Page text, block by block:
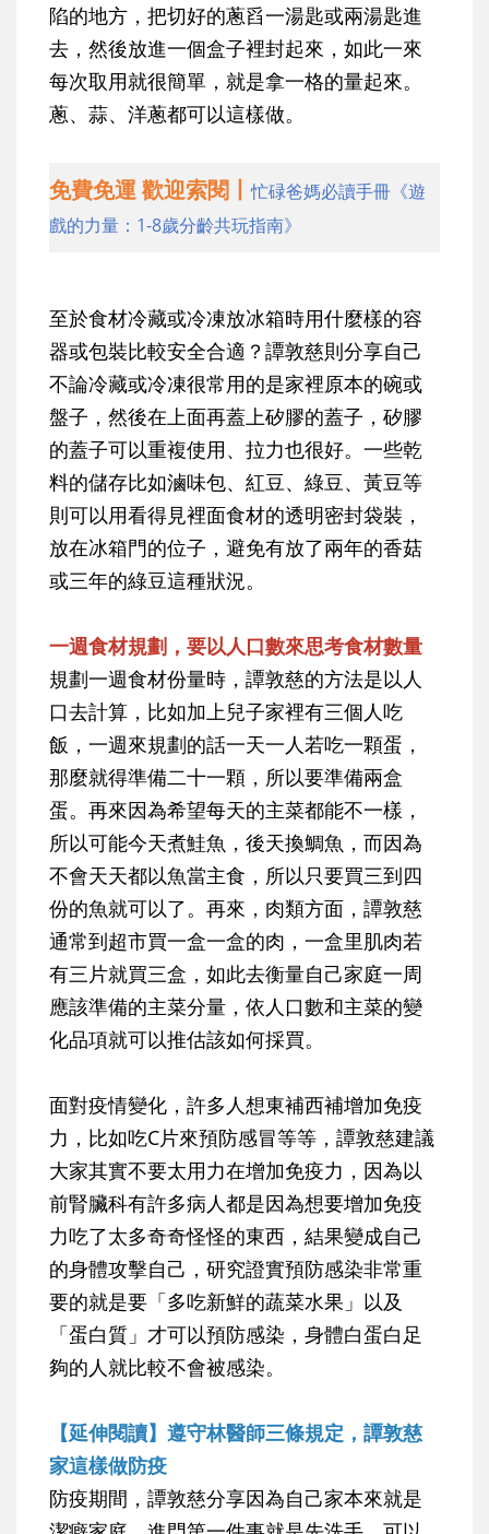
陷的地方，把切好的蔥舀一湯匙或兩湯匙進
去，然後放進一個盒子裡封起來，如此一來
每次取用就很簡單，就是拿一格的量起來。
蔥、蒜、洋蔥都可以這樣做。
免費免運 歡迎索閱丨忙碌爸媽必讀手冊《遊
戲的力量：1-8歲分齡共玩指南》
至於食材冷藏或冷凍放冰箱時用什麼樣的容
器或包裝比較安全合適？譚敦慈則分享自己
不論冷藏或冷凍很常用的是家裡原本的碗或
盤子，然後在上面再蓋上矽膠的蓋子，矽膠
的蓋子可以重複使用、拉力也很好。一些乾
料的儲存比如滷味包、紅豆、綠豆、黃豆等
則可以用看得見裡面食材的透明密封袋裝，
放在冰箱門的位子，避免有放了兩年的香菇
或三年的綠豆這種狀況。
一週食材規劃，要以人口數來思考食材數量
規劃一週食材份量時，譚敦慈的方法是以人
口去計算，比如加上兒子家裡有三個人吃
飯，一週來規劃的話一天一人若吃一顆蛋，
那麼就得準備二十一顆，所以要準備兩盒
蛋。再來因為希望每天的主菜都能不一樣，
所以可能今天煮鮭魚，後天換鯛魚，而因為
不會天天都以魚當主食，所以只要買三到四
份的魚就可以了。再來，肉類方面，譚敦慈
通常到超市買一盒一盒的肉，一盒里肌肉若
有三片就買三盒，如此去衡量自己家庭一周
應該準備的主菜分量，依人口數和主菜的變
化品項就可以推估該如何採買。
面對疫情變化，許多人想東補西補增加免疫
力，比如吃C片來預防感冒等等，譚敦慈建議
大家其實不要太用力在增加免疫力，因為以
前腎臟科有許多病人都是因為想要增加免疫
力吃了太多奇奇怪怪的東西，結果變成自己
的身體攻擊自己，研究證實預防感染非常重
要的就是要「多吃新鮮的蔬菜水果」以及
「蛋白質」才可以預防感染，身體白蛋白足
夠的人就比較不會被感染。
【延伸閱讀】遵守林醫師三條規定，譚敦慈
家這樣做防疫
防疫期間，譚敦慈分享因為自己家本來就是